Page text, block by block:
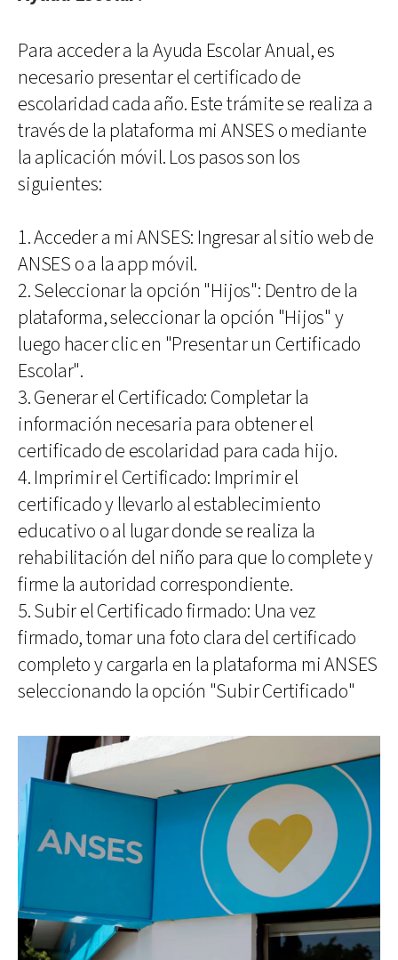
Para acceder a la Ayuda Escolar Anual, es
necesario presentar el certificado de
escolaridad cada año. Este trámite se realiza a
través de la plataforma mi ANSES o mediante
la aplicación móvil. Los pasos son los
siguientes:
1. Acceder a mi ANSES: Ingresar al sitio web de
ANSES o a la app móvil.
2. Seleccionar la opción "Hijos": Dentro de la
plataforma, seleccionar la opción "Hijos" y
luego hacer clic en "Presentar un Certificado
Escolar".
3. Generar el Certificado: Completar la
información necesaria para obtener el
certificado de escolaridad para cada hijo.
4. Imprimir el Certificado: Imprimir el
certificado y llevarlo al establecimiento
educativo o al lugar donde se realiza la
rehabilitación del niño para que lo complete y
firme la autoridad correspondiente.
5. Subir el Certificado firmado: Una vez
firmado, tomar una foto clara del certificado
completo y cargarla en la plataforma mi ANSES
seleccionando la opción "Subir Certificado"